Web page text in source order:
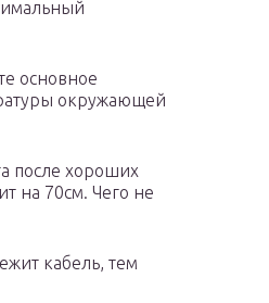
основное
окружающей
после хороших
на 70см. Чего не
кабель, тем